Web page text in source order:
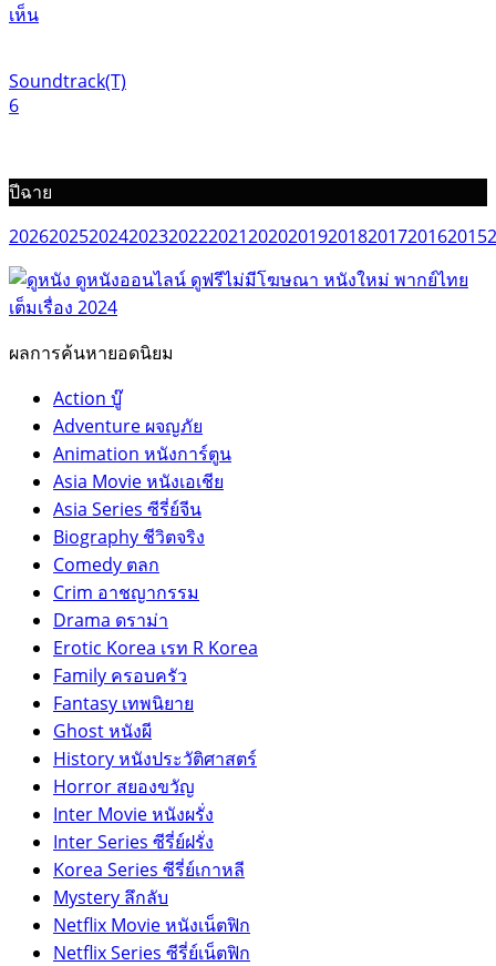
เห็น
Soundtrack(T)
6
ปีฉาย
202620252024202320222021202020192018201720162015
ผลการค้นหายอดนิยม
Action บู๊
Adventure ผจญภัย
Animation หนังการ์ตูน
Asia Movie หนังเอเชีย
Asia Series ซีรี่ย์จีน
Biography ชีวิตจริง
Comedy ตลก
Crim อาชญากรรม
Drama ดราม่า
Erotic Korea เรท R Korea
Family ครอบครัว
Fantasy เทพนิยาย
Ghost หนังผี
History หนังประวัติศาสตร์
Horror สยองขวัญ
Inter Movie หนังผรั่ง
Inter Series ซีรี่ย์ฝรั่ง
Korea Series ซีรี่ย์เกาหลี
Mystery ลึกลับ
Netflix Movie หนังเน็ตฟิก
Netflix Series ซีรี่ย์เน็ตฟิก